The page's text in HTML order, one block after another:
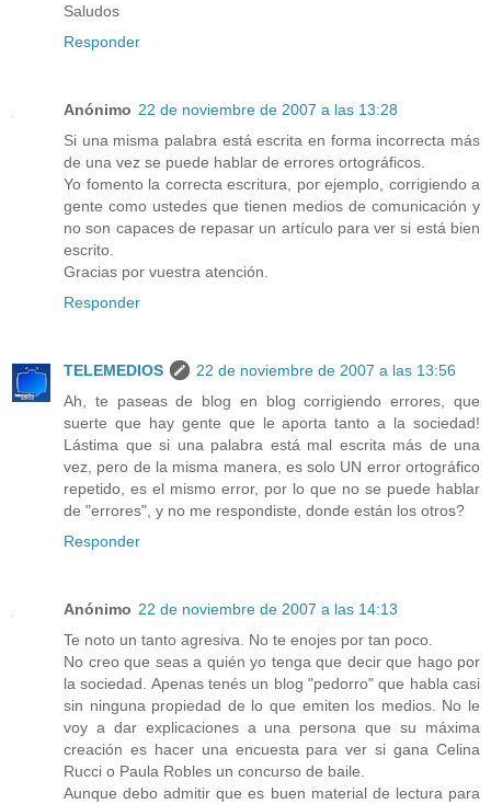
Saludos
Responder
Anónimo 22 de noviembre de 2007 a las 13:28
Si una misma palabra está escrita en forma incorrecta más
de una vez se puede hablar de errores ortográficos.
Yo fomento la correcta escritura, por ejemplo, corrigiendo a
gente como ustedes que tienen medios de comunicación y
no son capaces de repasar un artículo para ver si está bien
escrito.
Gracias por vuestra atención.
Responder
TELEMEDIOS
22 de noviembre de 2007 a las 13:56
Ah, te paseas de blog en blog corrigiendo errores, que
suerte que hay gente que le aporta tanto a la sociedad!
Lástima que si una palabra está mal escrita más de una
vez, pero de la misma manera, es solo UN error ortográfico
repetido, es el mismo error, por lo que no se puede hablar
de "errores", y no me respondiste, donde están los otros?
Responder
Anónimo 22 de noviembre de 2007 a las 14:13
Te noto un tanto agresiva. No te enojes por tan poco.
No creo que seas a quién yo tenga que decir que hago por
la sociedad. Apenas tenés un blog "pedorro" que habla casi
sin ninguna propiedad de lo que emiten los medios. No le
voy a dar explicaciones a una persona que su máxima
creación es hacer una encuesta para ver si gana Celina
Rucci o Paula Robles un concurso de baile.
Aunque debo admitir que es buen material de lectura para